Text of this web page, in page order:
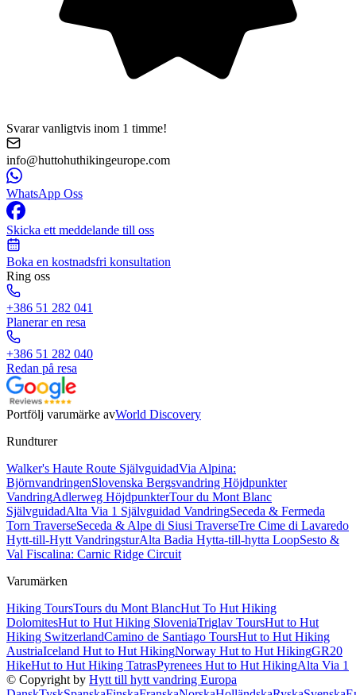
Svarar vanligtvis inom 1 timme!
info@huttohuthikingeurope.com
WhatsApp Oss
Skicka ett meddelande till oss
Boka en kostnadsfri konsultation
Ring oss
+386 51 282 041
Planerar en resa
+386 51 282 040
Redan på resa
Portfölj varumärke avWorld Discovery
Rundturer
Walker's Haute Route SjälvguidadVia Alpina:
BjörnvandringenSlovenska Bergsvandring Höjdpunkter
VandringAdlerweg HöjdpunkterTour du Mont Blanc
SjälvguidadAlta Via 1 Självguidad VandringSeceda & Fermeda
Torn TraverseSeceda & Alpe di Siusi TraverseTre Cime di Lavaredo
Hytt-till-Hytt VandringsturAlta Badia Hytta-till-hytta LoopSesto &
Val Fiscalina: Carnic Ridge Circuit
Varumärken
Hiking ToursTours du Mont BlancHut To Hut Hiking
DolomitesHut to Hut Hiking SloveniaTriglav ToursHut to Hut
Hiking SwitzerlandCamino de Santiago ToursHut to Hut Hiking
AustriaIceland Hut to Hut HikingNorway Hut to Hut HikingGR20
HikeHut to Hut Hiking TatrasPyrenees Hut to Hut HikingAlta Via 1
© Copyright by Hytt till hytt vandring Europa